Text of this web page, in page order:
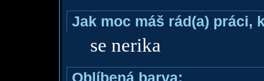
Jak moc máš rád(a) práci,
se nerika
Oblíbená barva: